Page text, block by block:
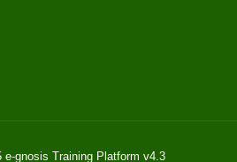
e-gnosis Training Platform v4.3